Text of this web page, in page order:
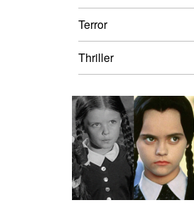
Terror
Thriller